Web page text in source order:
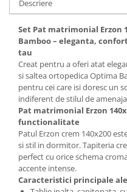
Mese gradinita
Scaune gradinita
Set mese si scaune gradinita
Mobilier copii
Mobila camera copii
Scaune birou pentru copii
Saltele patuturi copii
Paturi copii
Masa si scaune gradinita
Seturi comode living si
Descriere
Set Pat matrimonial Erzon
Bamboo – eleganta,
tau
Creat pentru a oferi atat
si saltea ortopedica Optima
pentru cei care isi doresc un
indiferent de stilul de
Pat matrimonial Erzon
functionalitate
Patul Erzon crem 140x200
si stil in dormitor. Tapiteria
perfect cu orice schema
accente intense.
Caracteristici principale